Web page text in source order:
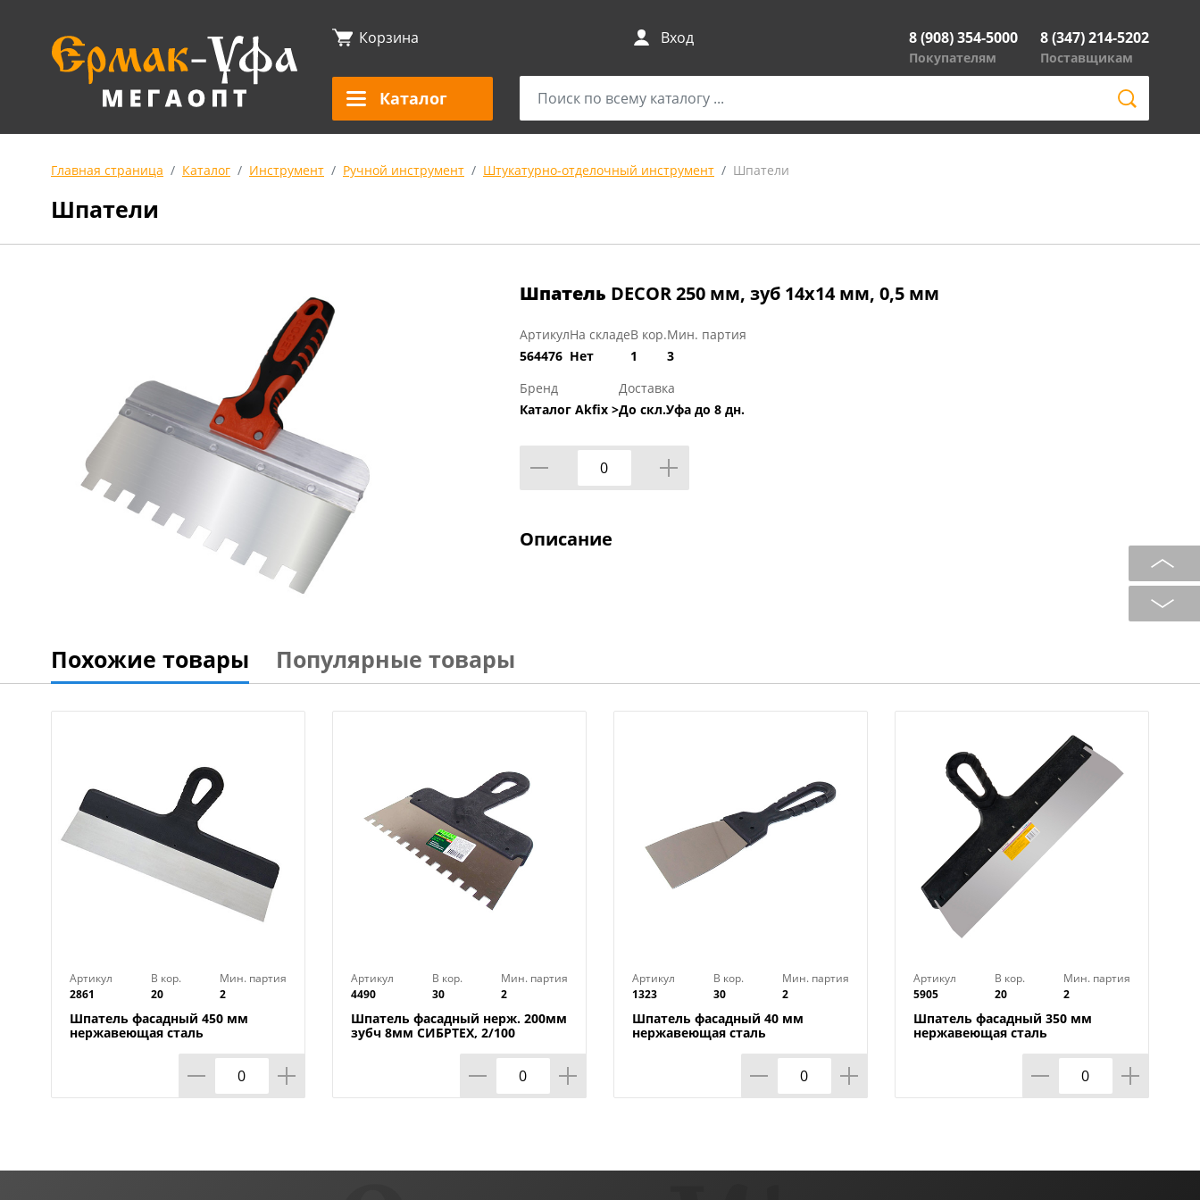
Корзина Вход 8 (908) 354-5000
Покупателям
8 (347) 214-5202
Поставщикам
Каталог
Главная страница Каталог Инструмент Ручной инструмент Штукатурно-отделочный инструмент Шпатели
Шпатели
Шпатель DЕCOR 250 мм, зуб 14х14 мм, 0,5 мм
Артикул
564476
На складе
Нет
В кор.
1
Мин. партия
3
Бренд
Каталог Akfix >
Доставка
До скл.Уфа до 8 дн.
Описание
Похожие товары Популярные товары
Артикул
2861
В кор.
20
Мин. партия
2
Шпатель фасадный 450 мм
нержавеющая сталь
Артикул
4490
В кор.
30
Мин. партия
2
Шпатель фасадный нерж. 200мм
зубч 8мм СИБРТЕХ, 2/100
Артикул
1323
В кор.
30
Мин. партия
2
Шпатель фасадный 40 мм
нержавеющая сталь
Артикул
5905
В кор.
20
Мин. партия
2
Шпатель фасадный 350 мм
нержавеющая сталь